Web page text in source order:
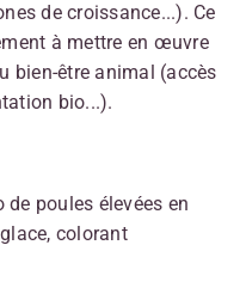
de croissance...). Ce
à mettre en œuvre
bien-être animal (accès
bio...).
poules élevées en
colorant